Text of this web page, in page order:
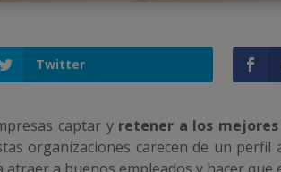
Twitter
captar y retener a los
organizaciones carecen de un perfil